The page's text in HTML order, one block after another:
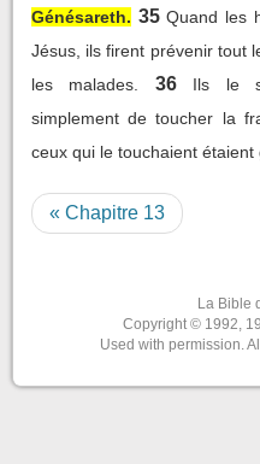
Génésareth. 35 Quand les
Jésus, ils firent prévenir tout
les malades.
36
Ils le
simplement de toucher la
ceux qui le touchaient étaient
« Chapitre 13
La Bible
Copyright © 1992,
Used with permission.